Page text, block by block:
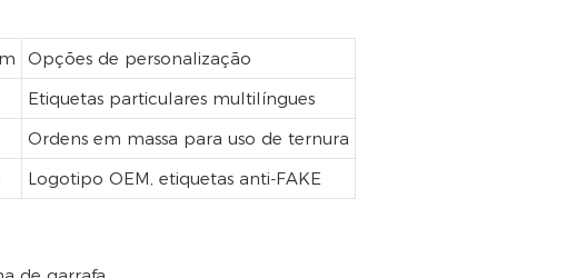
Opções de personalização
Etiquetas particulares multilíngues
Ordens em massa para uso de ternura
Logotipo OEM, etiquetas anti-FAKE